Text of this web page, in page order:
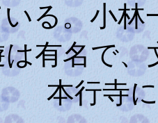
る。小
有名で
本行寺